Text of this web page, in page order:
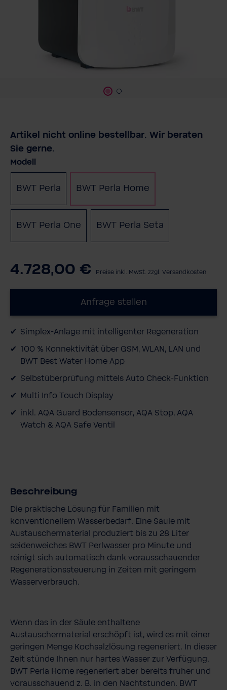
Artikel nicht online bestellbar. Wir beraten
Sie gerne.
Modell
BWT Perla BWT Perla Home
BWT Perla One BWT Perla Seta
4.728,00 € Preise inkl. MwSt. zzgl. Versandkosten
Anfrage stellen
Simplex-​Anlage mit intelligenter Regeneration
100 % Konnektivität über GSM, WLAN, LAN und
BWT Best Water Home App
Selbstüberprüfung mittels Auto Check-​Funktion
Multi Info Touch Display
inkl. AQA Guard Bodensensor, AQA Stop, AQA
Watch & AQA Safe Ventil
Beschreibung
Die praktische Lösung für Familien mit
konventionellem Wasserbedarf. Eine Säule mit
Austauschermaterial produziert bis zu 28 Liter
seidenweiches BWT Perlwasser pro Minute und
reinigt sich automatisch dank vorausschauender
Regenerationssteuerung in Zeiten mit geringem
Wasserverbrauch.
Wenn das in der Säule enthaltene
Austauschermaterial erschöpft ist, wird es mit einer
geringen Menge Kochsalzlösung regeneriert. In dieser
Zeit stünde Ihnen nur hartes Wasser zur Verfügung.
BWT Perla Home regeneriert aber bereits früher und
vorausschauend z. B. in den Nachtstunden. BWT